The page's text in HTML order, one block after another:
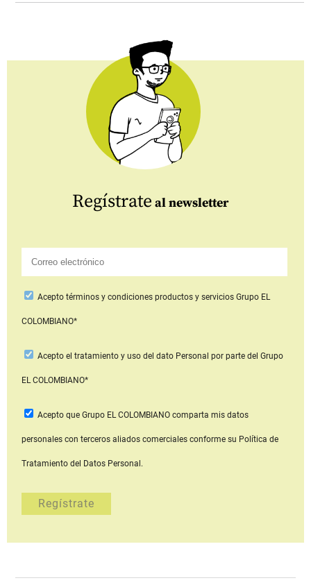
Regístrate al newsletter
Aceptotérminos y condiciones productos y serviciosGrupo EL
COLOMBIANO*
Acepto el tratamiento y uso del dato Personal por parte del Grupo
EL COLOMBIANO*
Acepto que Grupo EL COLOMBIANOcomparta mis datos
personales con terceros aliados comerciales conforme su Política de
Tratamiento del Datos Personal.